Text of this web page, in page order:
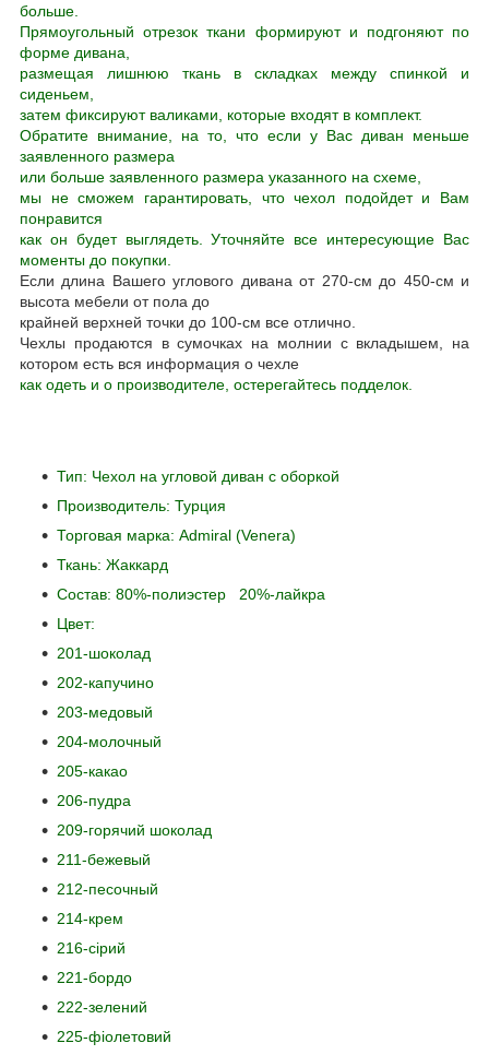
больше.
Прямоугольный отрезок ткани формируют и подгоняют по
форме дивана,
размещая лишнюю ткань в складках между спинкой и
сиденьем,
затем фиксируют валиками, которые входят в комплект.
Обратите внимание, на то, что если у Вас диван меньше
заявленного размера
или больше заявленного размера указанного на схеме,
мы не сможем гарантировать, что чехол подойдет и Вам
понравится
как он будет выглядеть. Уточняйте все интересующие Вас
моменты до покупки.
Если длина Вашего углового дивана от 270-см до 450-см и
высота мебели от пола до
крайней верхней точки до 100-см все отлично.
Чехлы продаются в сумочках на молнии с вкладышем, на
котором есть вся информация о чехле
как одеть и о производителе, остерегайтесь подделок.
Тип: Чехол на угловой диван с оборкой
Производитель: Турция
Торговая марка: Admiral (Venera)
Ткань: Жаккард
Состав: 80%-полиэстер 20%-лайкра
Цвет:
201-шоколад
202-капучино
203-медовый
204-молочный
205-какао
206-пудра
209-горячий шоколад
211-бежевый
212-песочный
214-крем
216-сірий
221-бордо
222-зелений
225-фіолетовий